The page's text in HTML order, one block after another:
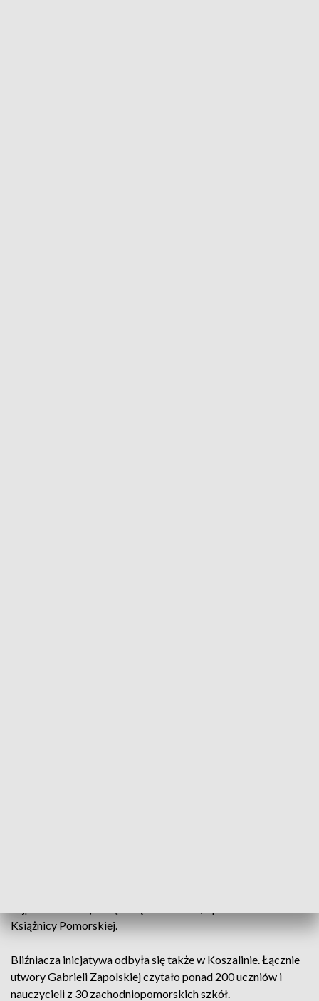
Książnicy Pomorskiej.
Bliźniacza inicjatywa odbyła się także w Koszalinie. Łącznie
utwory Gabrieli Zapolskiej czytało ponad 200 uczniów i
nauczycieli z 30 zachodniopomorskich szkół.